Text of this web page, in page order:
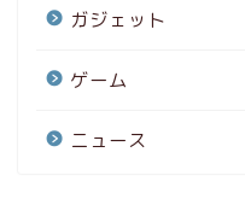
ガジェット
ゲーム
ニュース